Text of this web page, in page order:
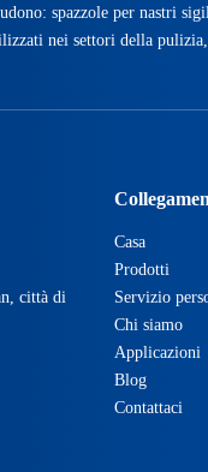
spazzole per nastri
nei settori della
città di
Casa
Prodotti
Servizio
Chi siamo
Applicazioni
Blog
Contattaci